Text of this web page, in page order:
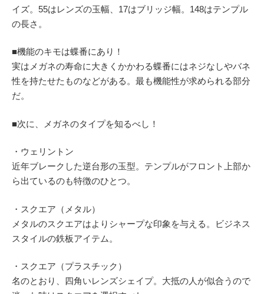
イズ。55はレンズの玉幅、17はブリッジ幅。148はテンプル
の長さ。
■機能のキモは蝶番にあり！
実はメガネの寿命に大きくかかわる蝶番にはネジなしやバネ
性を持たせたものなどがある。最も機能性が求められる部分
だ。
■次に、メガネのタイプを知るべし！
・ウェリントン
近年ブレークした逆台形の玉型。テンプルがフロント上部か
ら出ているのも特徴のひとつ。
・スクエア（メタル）
メタルのスクエアはよりシャープな印象を与える。ビジネス
スタイルの鉄板アイテム。
・スクエア（プラスチック）
名のとおり、四角いレンズシェイプ。大抵の人が似合うので